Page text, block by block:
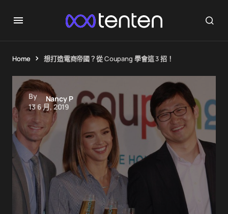
Home 想打造電商帝國？從 Coupang 學會這 3 招！
By
Nancy P
13 6 月, 2019